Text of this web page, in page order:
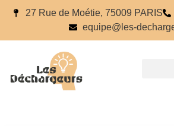
27 Rue de Moétie, 75009 PARIS
equipe@les-